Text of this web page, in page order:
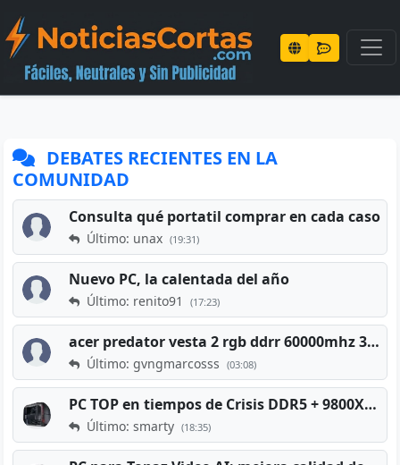
DEBATES RECIENTES EN LA
COMUNIDAD
Consulta qué portatil comprar en cada caso
Último: unax (19:31)
Nuevo PC, la calentada del año
Último: renito91 (17:23)
acer predator vesta 2 rgb ddrr 60000mhz 32gb x2 16gb
Último: gvngmarcosss (03:08)
PC TOP en tiempos de Crisis DDR5 + 9800X3D + RTX 5080 [2026][2400€]
Último: smarty (18:35)